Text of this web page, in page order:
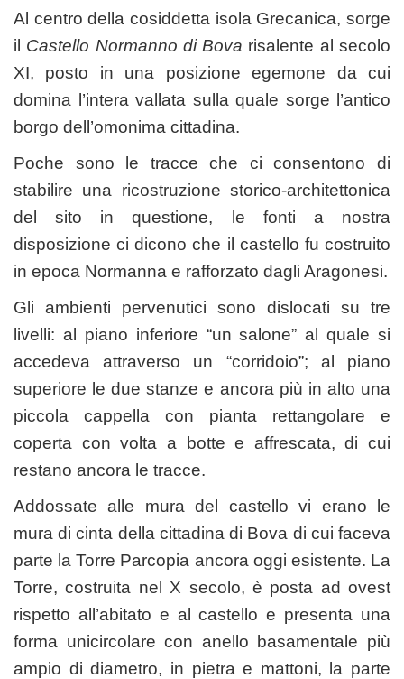
Al centro della cosiddetta isola Grecanica, sorge
il Castello Normanno di Bova risalente al secolo
XI, posto in una posizione egemone da cui
domina l’intera vallata sulla quale sorge l’antico
borgo dell’omonima cittadina.
Poche sono le tracce che ci consentono di
stabilire una ricostruzione storico-architettonica
del sito in questione, le fonti a nostra
disposizione ci dicono che il castello fu costruito
in epoca Normanna e rafforzato dagli Aragonesi.
Gli ambienti pervenutici sono dislocati su tre
livelli: al piano inferiore “un salone” al quale si
accedeva attraverso un “corridoio”; al piano
superiore le due stanze e ancora più in alto una
piccola cappella con pianta rettangolare e
coperta con volta a botte e affrescata, di cui
restano ancora le tracce.
Addossate alle mura del castello vi erano le
mura di cinta della cittadina di Bova di cui faceva
parte la Torre Parcopia ancora oggi esistente. La
Torre, costruita nel X secolo, è posta ad ovest
rispetto all’abitato e al castello e presenta una
forma unicircolare con anello basamentale più
ampio di diametro, in pietra e mattoni, la parte